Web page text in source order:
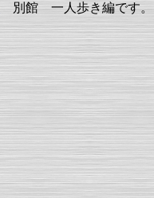
別館 一人歩き編です。